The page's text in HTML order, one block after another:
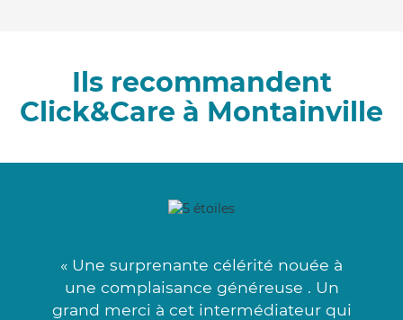
Ils recommandent
Click&Care à Montainville
« Une surprenante célérité nouée à
une complaisance généreuse . Un
grand merci à cet intermédiateur qui